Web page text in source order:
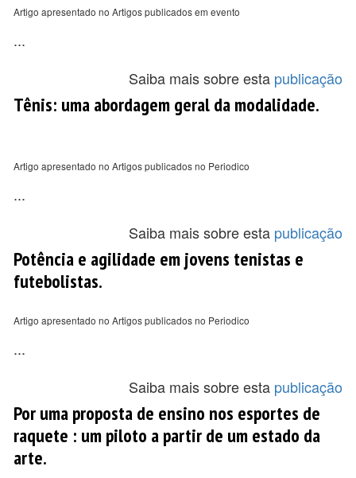
Artigo apresentado no Artigos publicados em evento
...
Saiba mais sobre esta publicação
Tênis: uma abordagem geral da modalidade.
Artigo apresentado no Artigos publicados no Periodico
...
Saiba mais sobre esta publicação
Potência e agilidade em jovens tenistas e
futebolistas.
Artigo apresentado no Artigos publicados no Periodico
...
Saiba mais sobre esta publicação
Por uma proposta de ensino nos esportes de
raquete : um piloto a partir de um estado da
arte.